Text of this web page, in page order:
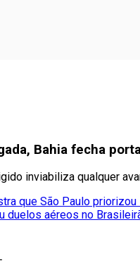
Bahia fecha
inviabiliza qualquer
que São Paulo
duelos aéreos no